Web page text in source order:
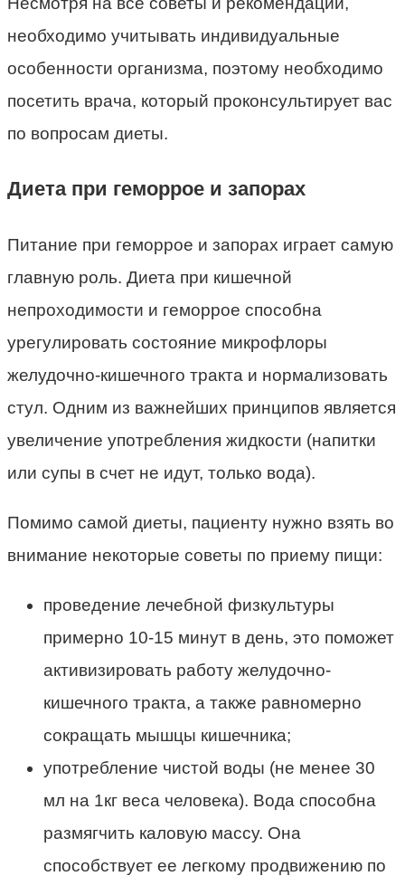
необходимо учитывать индивидуальные
особенности организма, поэтому необходимо
посетить врача, который проконсультирует вас
по вопросам диеты.
Диета при геморрое и запорах
Питание при геморрое и запорах играет самую
главную роль. Диета при кишечной
непроходимости и геморрое способна
урегулировать состояние микрофлоры
желудочно-кишечного тракта и нормализовать
стул. Одним из важнейших принципов является
увеличение употребления жидкости (напитки
или супы в счет не идут, только вода).
Помимо самой диеты, пациенту нужно взять во
внимание некоторые советы по приему пищи:
проведение лечебной физкультуры
примерно 10-15 минут в день, это поможет
активизировать работу желудочно-
кишечного тракта, а также равномерно
сокращать мышцы кишечника;
употребление чистой воды (не менее 30
мл на 1кг веса человека). Вода способна
размягчить каловую массу. Она
способствует ее легкому продвижению по